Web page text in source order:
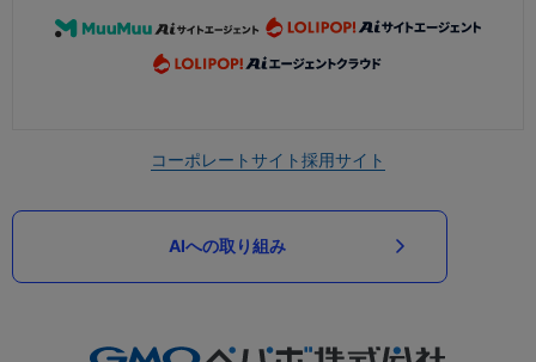
コーポレートサイト採用サイト
AIへの取り組み